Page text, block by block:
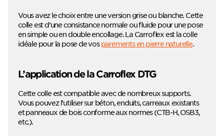
Vous avez le choix entre une version grise ou blanche. Cette
colle est d’une consistance normale ou fluide pour une pose
en simple ou en double encollage. La Carroflex est la colle
idéale pour la pose de vosparements en pierre naturelle.
L’application de la Carroflex DTG
Cette colle est compatible avec de nombreux supports.
Vous pouvez l’utiliser sur béton, enduits, carreaux existants
et panneaux de bois conforme aux normes (CTB-H, OSB3,
etc.).